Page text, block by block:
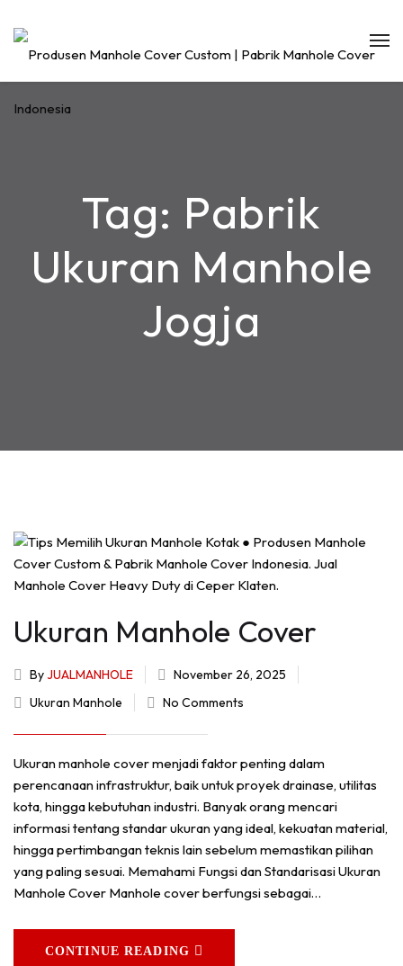
Tag: Pabrik
Ukuran Manhole
Jogja
Ukuran Manhole Cover
ByJUALMANHOLE
November 26, 2025
Ukuran Manhole
No Comments
Ukuran manhole cover menjadi faktor penting dalam
perencanaan infrastruktur, baik untuk proyek drainase, utilitas
kota, hingga kebutuhan industri. Banyak orang mencari
informasi tentang standar ukuran yang ideal, kekuatan material,
hingga pertimbangan teknis lain sebelum memastikan pilihan
yang paling sesuai. Memahami Fungsi dan Standarisasi Ukuran
Manhole Cover Manhole cover berfungsi sebagai…
CONTINUE READING